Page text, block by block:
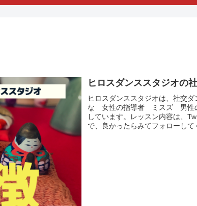
ヒロスダンススタジオの
ヒロスダンススタジオは、社交
な 女性の指導者 ミスズ 男性
しています。レッスン内容は、
で、良かったらみてフォローして